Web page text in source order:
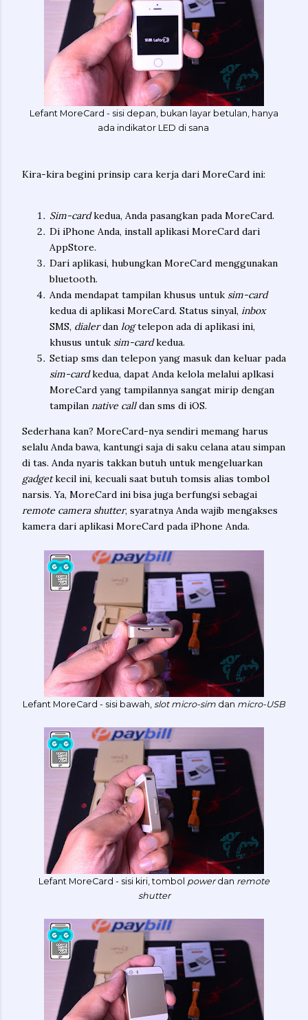
Lefant MoreCard - sisi depan, bukan layar betulan, hanya
ada indikator LED di sana
Kira-kira begini prinsip cara kerja dari MoreCard ini:
Sim-cardkedua, Anda pasangkan pada MoreCard.
Di iPhone Anda, install aplikasi MoreCard dari
AppStore.
Dari aplikasi, hubungkan MoreCard menggunakan
bluetooth.
Anda mendapat tampilan khusus untuk sim-card
kedua di aplikasi MoreCard. Status sinyal, inbox
SMS, dialerdan logtelepon ada di aplikasi ini,
khusus untuk sim-cardkedua.
Setiap sms dan telepon yang masuk dan keluar pada
sim-cardkedua, dapat Anda kelola melalui aplkasi
MoreCard yang tampilannya sangat mirip dengan
tampilan native calldan sms di iOS.
Sederhana kan? MoreCard-nya sendiri memang harus
selalu Anda bawa, kantungi saja di saku celana atau simpan
di tas. Anda nyaris takkan butuh untuk mengeluarkan
gadgetkecil ini, kecuali saat butuh tomsis alias tombol
narsis. Ya, MoreCard ini bisa juga berfungsi sebagai
remote camera shutter, syaratnya Anda wajib mengakses
kamera dari aplikasi MoreCard pada iPhone Anda.
Lefant MoreCard - sisi bawah, slot micro-sim dan micro-USB
Lefant MoreCard - sisi kiri, tombol powerdan remote
shutter